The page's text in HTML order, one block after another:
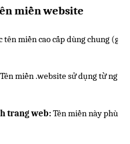
miền website
tên miền cao cấp dùng chung
Tên miền .website sử dụng từ ngữ
trang web: Tên miền này phù